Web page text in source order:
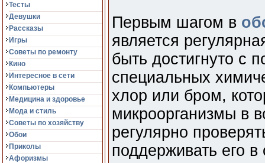
Тесты
Девушки
Рассказы
Игры
Советы по ремонту
Кино
Интересное в сети
Компьютеры
Медицина и здоровье
Мода и стиль
Советы по хозяйству
Обои
Приколы
Афоризмы
Первым шагом в
является
быть достигнуто с
специальных
хлор или бром,
микроорганизмы в
регулярно
поддерживать его